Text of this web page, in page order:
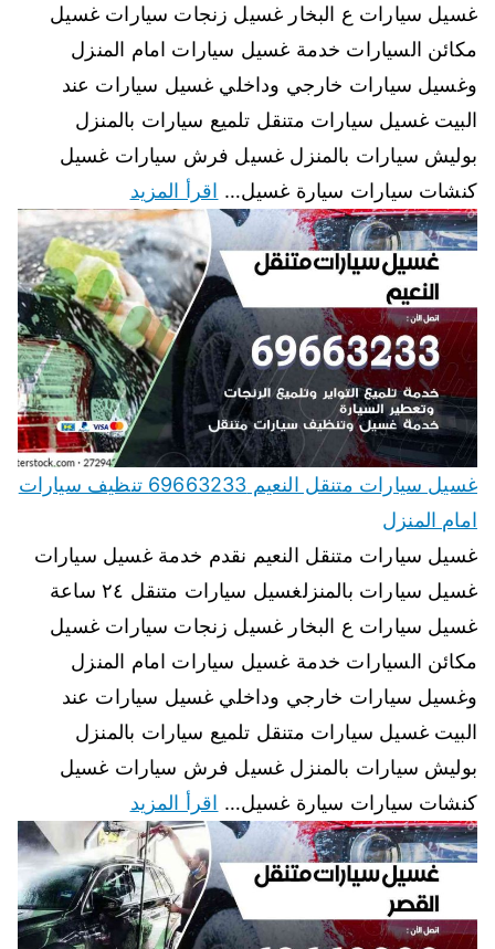
غسيل سيارات ع البخار غسيل زنجات سيارات غسيل
مكائن السيارات خدمة غسيل سيارات امام المنزل
وغسيل سيارات خارجي وداخلي غسيل سيارات عند
البيت غسيل سيارات متنقل تلميع سيارات بالمنزل
بوليش سيارات بالمنزل غسيل فرش سيارات غسيل
كنشات سيارات سيارة غسيل… اقرأ المزيد
غسيل سيارات متنقل النعيم 69663233 تنظيف سيارات
امام المنزل
غسيل سيارات متنقل النعيم نقدم خدمة غسيل سيارات
غسيل سيارات بالمنزلغسيل سيارات متنقل ٢٤ ساعة
غسيل سيارات ع البخار غسيل زنجات سيارات غسيل
مكائن السيارات خدمة غسيل سيارات امام المنزل
وغسيل سيارات خارجي وداخلي غسيل سيارات عند
البيت غسيل سيارات متنقل تلميع سيارات بالمنزل
بوليش سيارات بالمنزل غسيل فرش سيارات غسيل
كنشات سيارات سيارة غسيل… اقرأ المزيد